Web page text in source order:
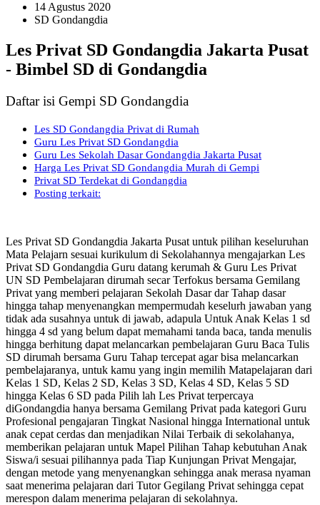
14 Agustus 2020
SD Gondangdia
Les Privat SD Gondangdia Jakarta Pusat
- Bimbel SD di Gondangdia
Daftar isi Gempi SD Gondangdia
Les SD Gondangdia Privat di Rumah
Guru Les Privat SD Gondangdia
Guru Les Sekolah Dasar Gondangdia Jakarta Pusat
Harga Les Privat SD Gondangdia Murah di Gempi
Privat SD Terdekat di Gondangdia
Posting terkait:
Les Privat SD Gondangdia Jakarta Pusat untuk pilihan keseluruhan
Mata Pelajarn sesuai kurikulum di Sekolahannya mengajarkan Les
Privat SD Gondangdia Guru datang kerumah & Guru Les Privat
UN SD Pembelajaran dirumah secar Terfokus bersama Gemilang
Privat yang memberi pelajaran Sekolah Dasar dar Tahap dasar
hingga tahap menyenangkan mempermudah keselurh jawaban yang
tidak ada susahnya untuk di jawab, adapula Untuk Anak Kelas 1 sd
hingga 4 sd yang belum dapat memahami tanda baca, tanda menulis
hingga berhitung dapat melancarkan pembelajaran Guru Baca Tulis
SD dirumah bersama Guru Tahap tercepat agar bisa melancarkan
pembelajaranya, untuk kamu yang ingin memilih Matapelajaran dari
Kelas 1 SD, Kelas 2 SD, Kelas 3 SD, Kelas 4 SD, Kelas 5 SD
hingga Kelas 6 SD pada Pilih lah Les Privat terpercaya
diGondangdia hanya bersama Gemilang Privat pada kategori Guru
Profesional pengajaran Tingkat Nasional hingga International untuk
anak cepat cerdas dan menjadikan Nilai Terbaik di sekolahanya,
memberikan pelajaran untuk Mapel Pilihan Tahap kebutuhan Anak
Siswa/i sesuai pilihannya pada Tiap Kunjungan Privat Mengajar,
dengan metode yang menyenangkan sehingga anak merasa nyaman
saat menerima pelajaran dari Tutor Gegilang Privat sehingga cepat
merespon dalam menerima pelajaran di sekolahnya.